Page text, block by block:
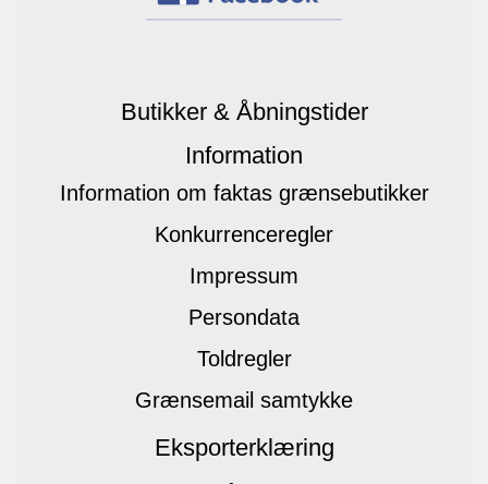
Butikker & Åbningstider
Information
Information om faktas grænsebutikker
Konkurrenceregler
Impressum
Persondata
Toldregler
Grænsemail samtykke
Eksporterklæring